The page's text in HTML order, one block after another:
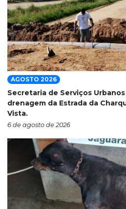
AGOSTO 2026
Secretaria de Serviços
drenagem da Estrada da
Vista.
6 de agosto de 2026